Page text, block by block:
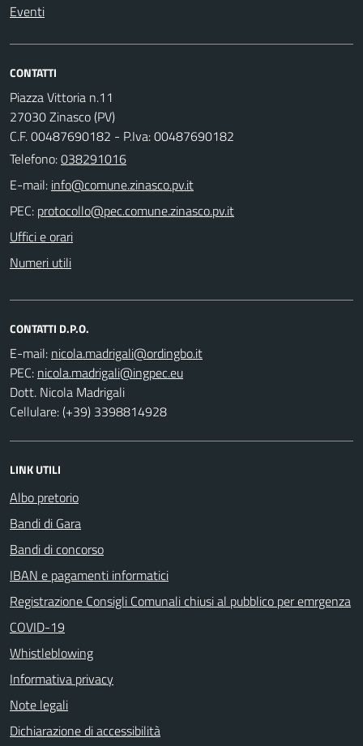
Eventi
CONTATTI
Piazza Vittoria n.11
27030 Zinasco (PV)
C.F. 00487690182 - P.Iva: 00487690182
Telefono:038291016
E-mail:
PEC:
Uffici e orari
Numeri utili
CONTATTI D.P.O.
E-mail:
PEC:
Dott. Nicola Madrigali
Cellulare: (+39) 3398814928
LINK UTILI
Albo pretorio
Bandi di Gara
Bandi di concorso
IBAN e pagamenti informatici
Registrazione Consigli Comunali chiusi al pubblico per emrgenza
COVID-19
Whistleblowing
Informativa privacy
Note legali
Dichiarazione di accessibilità